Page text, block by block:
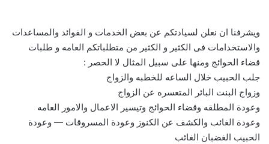
ويشرفنا ان نعلن لسيادتكم عن بعض الخدمات و الفوائد والمساعدات
والاستخدامات فى الكثير و الكثير من متطلباتكم العامه و طلبات
قضاء الحوائج ومنها على سبيل المثال لا الحصر :
جلب الحبيب خلال الساعه للخطبه والزواج
وزواج البنت البائر المتعسره عن الزواج
وعودة المطلقه وقضاء الحوائج وتيسير الاعمال والامور العامه
وعودة الغائب والكشف عن الكنوز وعودة المسروقات — وعودة
الحبيب الغضبان الغائب